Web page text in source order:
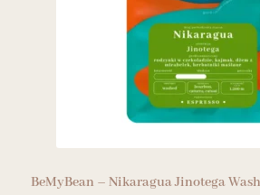
BeMyBean – Nikaragua Jinotega